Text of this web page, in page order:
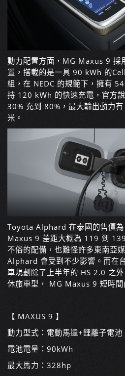
動力配置方面，MG Maxus 9 採
置，搭載的是一具 90 kWh 的
組 ，在 NEDC 的規範下，擁有
持 120 kＷh 的快速充電，官方
30% 充到 80%，最大輸出動力
米。
Toyota Alphard 在泰國的售價
Maxus 9 差距大概為 119 到
不俗的配備，也難怪許多東南亞
Alphard 會受到不少影響。而在
車規劃除了上半年的 HS 2.0 之
休旅車型， MG Maxus 9 短時間
【 MAXUS 9 】
動力型式：電動馬達+鋰離子電池
電池電量：90kWh
最大馬力：328hp